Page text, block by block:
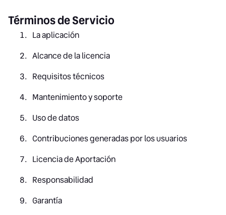
Términos de Servicio
La aplicación
Alcance de la licencia
Requisitos técnicos
Mantenimiento y soporte
Uso de datos
Contribuciones generadas por los usuarios
Licencia de Aportación
Responsabilidad
Garantía